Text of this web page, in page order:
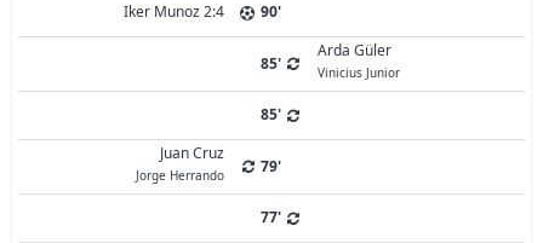
Iker Munoz 2:4
90'
85'
Arda Güler
Vinicius Junior
85'
Juan Cruz
Jorge Herrando 79'
77'